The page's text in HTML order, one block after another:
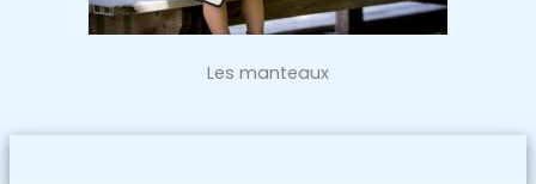
Les manteaux